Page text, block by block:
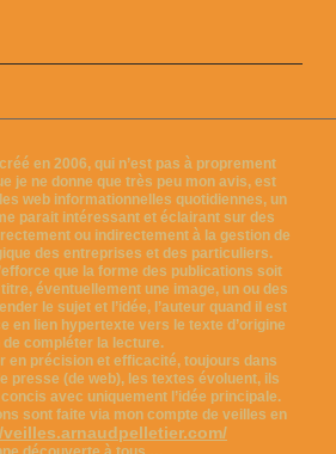
en 2006, qui n’est pas à proprement
je ne donne que très peu mon avis, est
web informationnelles quotidiennes, un
parait intéressant et éclairant sur des
ou indirectement à la gestion de
des entreprises et des particuliers.
que la forme des publications soit
éventuellement une image, un ou des
le sujet et l’idée, l’auteur quand il est
en lien hypertexte vers le texte d’origine
de compléter la lecture.
en précision et efficacité, toujours dans
presse (de web), les textes évoluent, ils
avec uniquement l’idée principale.
sont faite via mon compte de veilles en